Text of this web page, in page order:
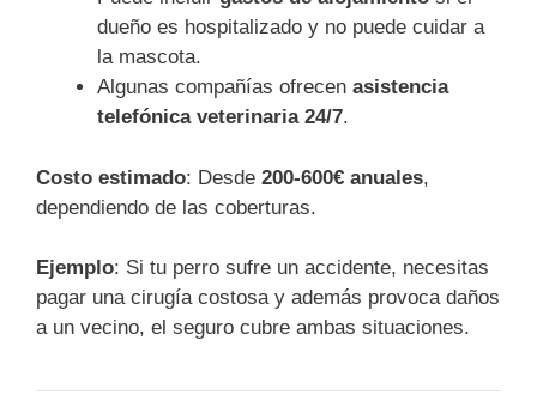
dueño es hospitalizado y no puede cuidar a
la mascota.
Algunas compañías ofrecen asistencia
telefónica veterinaria 24/7.
Costo estimado: Desde 200-600€ anuales,
dependiendo de las coberturas.
Ejemplo: Si tu perro sufre un accidente, necesitas
pagar una cirugía costosa y además provoca daños
a un vecino, el seguro cubre ambas situaciones.